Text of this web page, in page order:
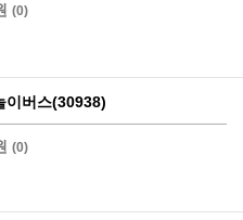
(0)
이버스(30938)
(0)